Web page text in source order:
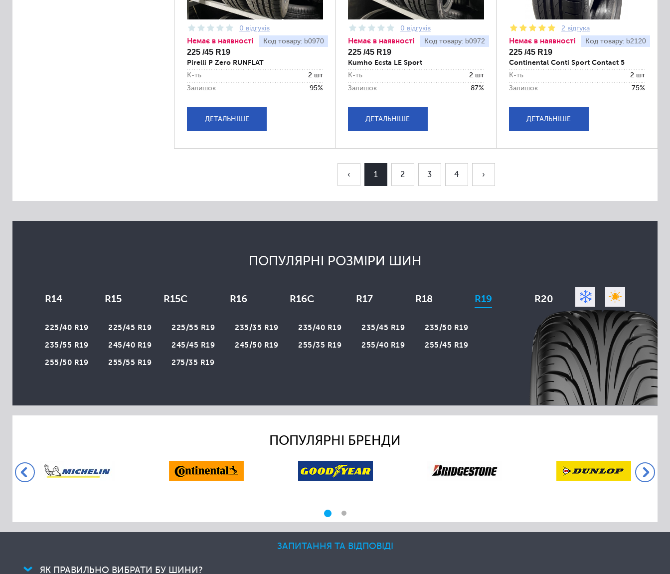
ЗАПИТАННЯ ТА ВІДПОВІДІ
ЯК ПРАВИЛЬНО ВИБРАТИ БУ ШИНИ?
Brasa
Comforser
Cordiant
Dayton
Delinte
0 відгуків
Код товару: b0970
Немає в наявності
225 /45 R19
Pirelli P Zero RUNFLAT
К-ть
2 шт
Залишок
95%
ДЕТАЛЬНІШЕ
0 відгуків
Код товару: b0972
Немає в наявності
225 /45 R19
Kumho Ecsta LE Sport
К-ть
2 шт
Залишок
87%
ДЕТАЛЬНІШЕ
2 відгука
Код товару: b2120
Немає в наявності
225 /45 R19
Continental Conti Sport Contact 5
К-ть
2 шт
Залишок
75%
ДЕТАЛЬНІШЕ
‹ 1 2 3 4 ›
ПОПУЛЯРНІ РОЗМІРИ ШИН
R14 R15 R15C R16 R16C R17 R18 R19 R20
225/40 R19 225/45 R19 225/55 R19 235/35 R19 235/40 R19 235/45 R19
235/50 R19
235/55 R19
245/40 R19 245/45 R19 245/50 R19 255/35 R19 255/40 R19
255/45 R19
255/50 R19
255/55 R19 275/35 R19
ПОПУЛЯРНІ БРЕНДИ